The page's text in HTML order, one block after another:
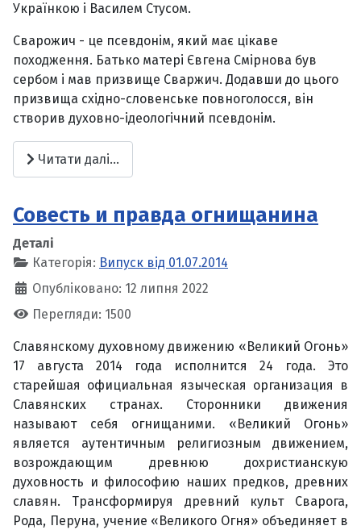
Українкою і Василем Стусом.
Сварожич - це псевдонім, який має цікаве
походження. Батько матері Євгена Смірнова був
сербом і мав призвище Сваржич. Додавши до цього
призвища східно-словенське повноголосся, він
створив духовно-ідеологічний псевдонім.
Читати далі...
Совесть и правда огнищанина
Деталі
Категорія: Випуск від 01.07.2014
Опубліковано: 12 липня 2022
Перегляди: 1500
Славянскому духовному движению «Великий Огонь»
17 августа 2014 года исполнится 24 года. Это
старейшая официальная языческая организация в
Славянских странах. Сторонники движения
называют себя огнищаними. «Великий Огонь»
является аутентичным религиозным движением,
возрождающим древнюю дохристианскую
духовность и философию наших предков, древних
славян. Трансформируя древний культ Сварога,
Рода, Перуна, учение «Великого Огня» объединяет в